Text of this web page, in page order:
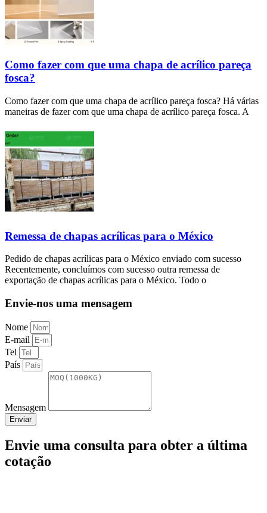
Como fazer com que uma chapa de acrílico pareça
fosca?
Como fazer com que uma chapa de acrílico pareça fosca? Há várias
maneiras de fazer com que uma chapa de acrílico pareça fosca. A
Remessa de chapas acrílicas para o México
Pedido de chapas acrílicas para o México enviado com sucesso
Recentemente, concluímos com sucesso outra remessa de
exportação de chapas acrílicas para o México. Todo o
Envie-nos uma mensagem
Nome
E-mail
Tel
País
Mensagem
Enviar
Envie uma consulta para obter a última
cotação